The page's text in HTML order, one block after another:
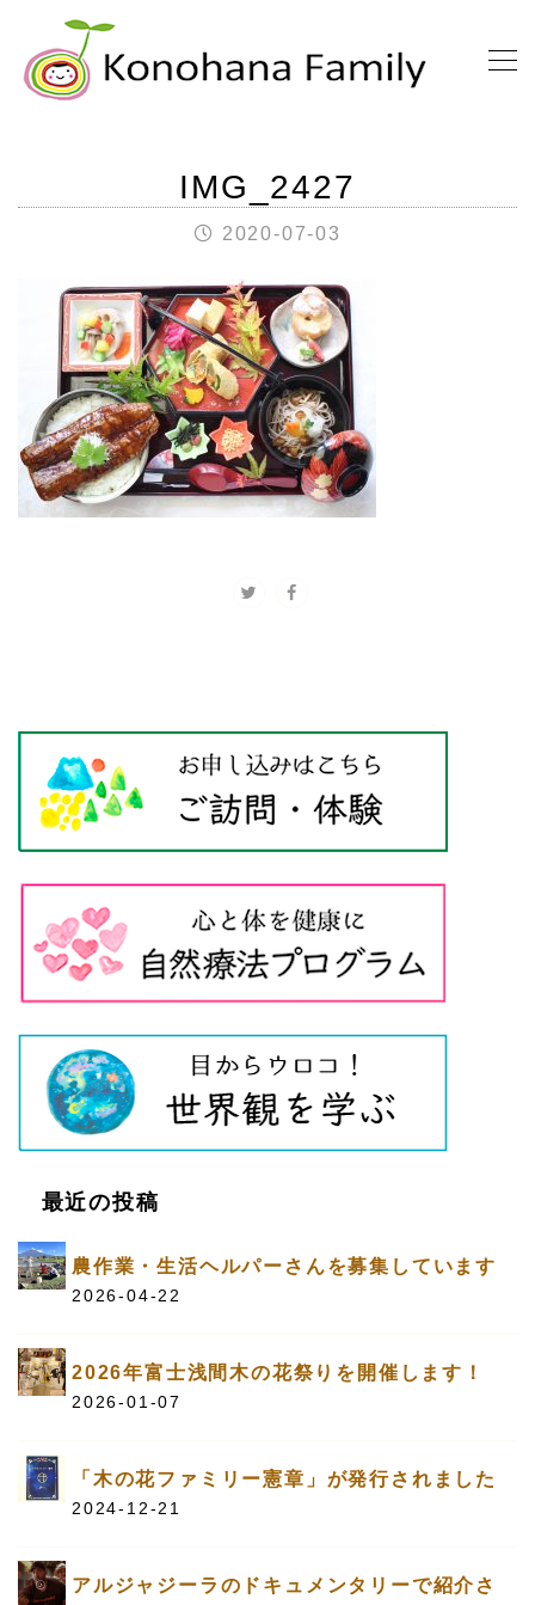
IMG_2427
2020-07-03
最近の投稿
農作業・生活ヘルパーさんを募集しています
2026-04-22
2026年富士浅間木の花祭りを開催します！
2026-01-07
「木の花ファミリー憲章」が発行されました
2024-12-21
アルジャジーラのドキュメンタリーで紹介さ